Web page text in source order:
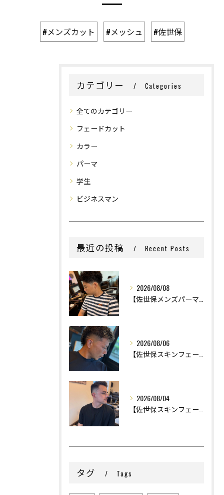
#メンズカット #メッシュ #佐世保
カテゴリー Categories
全てのカテゴリー
フェードカット
カラー
パーマ
学生
ビジネスマン
最近の投稿 Recent Posts
2026/08/08
2026/08/06
2026/08/04
タグ Tags